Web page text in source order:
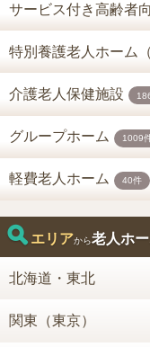
サービス付き高齢者
特別養護老人ホーム
介護老人保健施設
グループホーム 1009
軽費老人ホーム 40件
エリアから老人ホ
北海道・東北
関東（東京）